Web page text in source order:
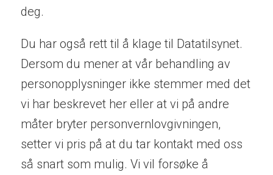
deg.
Du har også rett til å klage til Datatilsynet.
Dersom du mener at vår behandling av
personopplysninger ikke stemmer med det
vi har beskrevet her eller at vi på andre
måter bryter personvernlovgivningen,
setter vi pris på at du tar kontakt med oss
så snart som mulig. Vi vil forsøke å